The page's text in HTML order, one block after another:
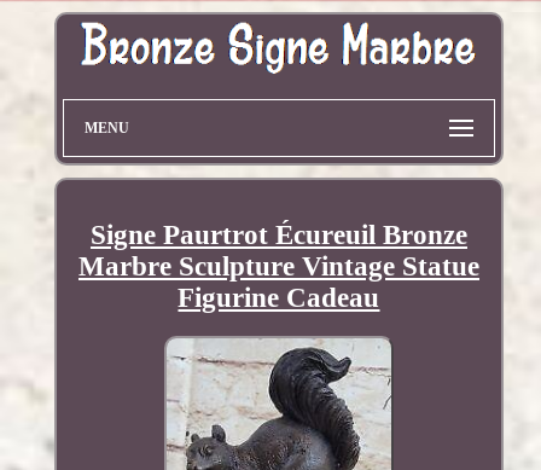
MENU
Signe Paurtrot Écureuil Bronze
Marbre Sculpture Vintage Statue
Figurine Cadeau